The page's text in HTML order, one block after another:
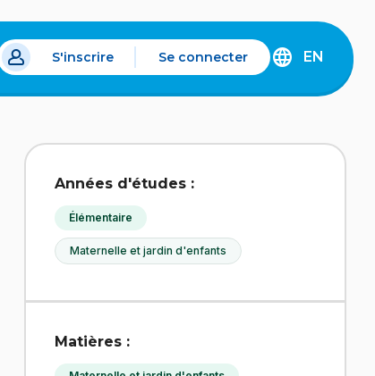
onglet.
S'inscrire Se connecter
DISCOVER
EN
Années d'études :
Élémentaire
Maternelle et jardin d'enfants
Matières :